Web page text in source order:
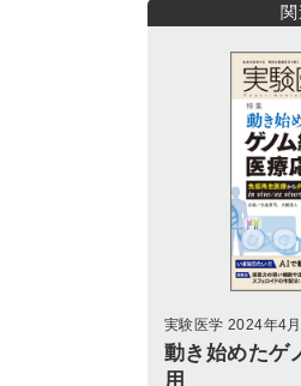
実験医学 2024年4
動き始めたゲ
用